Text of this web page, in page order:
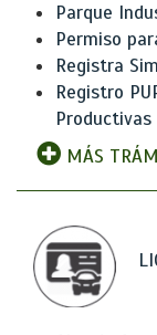
Parque
Permiso
Registra
Registro
Productivas
MÁS